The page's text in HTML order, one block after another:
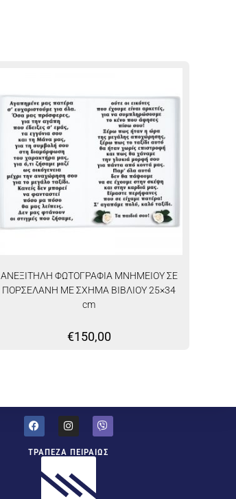
ΑΝΕΞΙΤΗΛΗ ΦΩΤΟΓΡΑΦΙΑ ΜΝΗΜΕΙΟΥ ΣΕ
ΠΟΡΣΕΛΑΝΗ ΜΕ ΣΧΗΜΑ ΒΙΒΛΙΟΥ 25×34
cm
€150,00
ΤΡΑΠΕΖΑ ΠΕΙΡΑΙΩΣ